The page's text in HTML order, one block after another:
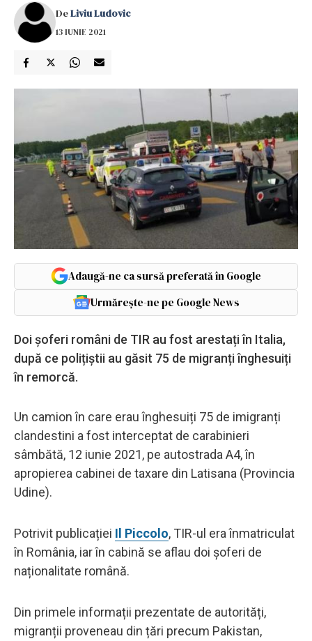
DeLiviu Ludovic
13 IUNIE 2021
Adaugă-ne ca sursă preferată în Google
Urmărește-ne pe Google News
Doi șoferi români de TIR au fost arestați în Italia,
după ce polițiștii au găsit 75 de migranți înghesuiți
în remorcă.
Un camion în care erau înghesuiți 75 de imigranți
clandestini a fost interceptat de carabinieri
sâmbătă, 12 iunie 2021, pe autostrada A4, în
apropierea cabinei de taxare din Latisana (Provincia
Udine).
Potrivit publicației Il Piccolo, TIR-ul era înmatriculat
în România, iar în cabină se aflau doi șoferi de
naționalitate română.
Din primele informații prezentate de autorități,
migranții proveneau din țări precum Pakistan,